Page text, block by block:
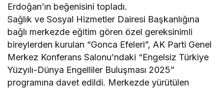
Erdoğan’ın beğenisini topladı.
Sağlık ve Sosyal Hizmetler Dairesi Başkanlığına
bağlı merkezde eğitim gören özel gereksinimli
bireylerden kurulan “Gonca Efeleri”, AK Parti Genel
Merkez Konferans Salonu’ndaki “Engelsiz Türkiye
Yüzyılı-Dünya Engelliler Buluşması 2025”
programına davet edildi. Merkezde yürütülen